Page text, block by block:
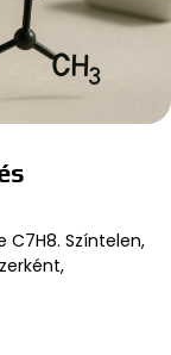
Színtelen,